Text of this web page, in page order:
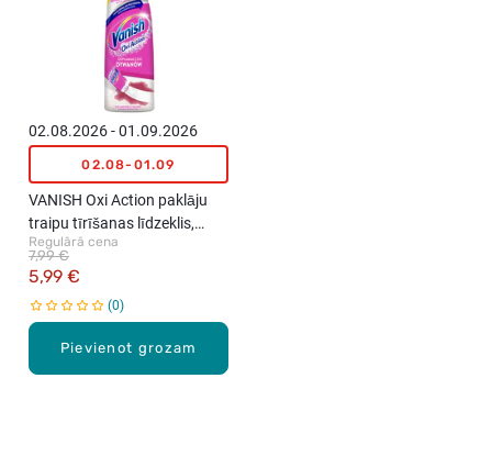
Pievienot grozam
02.08.2026 - 01.09.2026
02.08-01.09
VANISH Oxi Action paklāju
traipu tīrīšanas līdzeklis,
195ml
Regulārā cena
5,99 €
7,99 €
0